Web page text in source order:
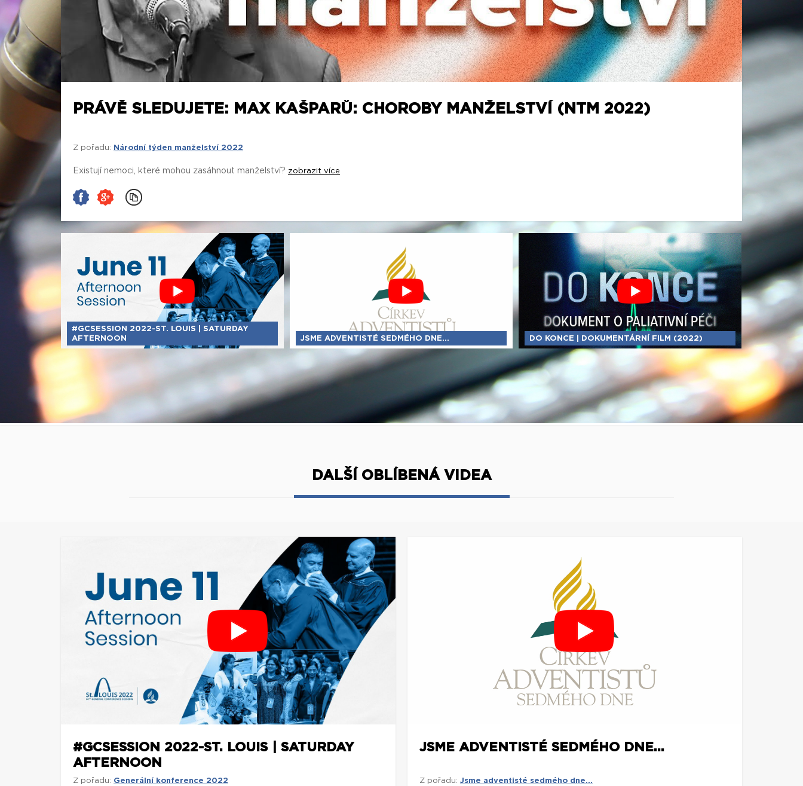
PRÁVĚ SLEDUJETE: MAX KAŠPARŮ: CHOROBY MANŽELSTVÍ (NTM 2022)
Z pořadu: Národní týden manželství 2022
Existují nemoci, které mohou zasáhnout manželství? zobrazit více
#GCSESSION 2022-ST. LOUIS | SATURDAY
AFTERNOON
JSME ADVENTISTÉ SEDMÉHO DNE... DO KONCE | DOKUMENTÁRNÍ FILM (2022)
DALŠÍ OBLÍBENÁ VIDEA
#GCSESSION 2022-ST. LOUIS | SATURDAY
AFTERNOON
Z pořadu: Generální konference 2022
JSME ADVENTISTÉ SEDMÉHO DNE...
Z pořadu: Jsme adventisté sedmého dne...